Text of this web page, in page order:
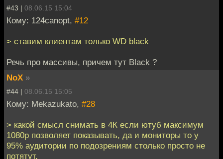
#43 | 08.06.15 15:04
Кому: 124canopt, #12
> ставим клиентам только WD black
Речь про массивы, причем тут Black ?
NoX »
#44 | 08.06.15 15:05
Кому: Mekazukato, #28
> какой смысл снимать в 4К если ютуб максимум
1080p позволяет показывать, да и мониторы то у
95% аудитории по подозрениям столько просто не
потятут.